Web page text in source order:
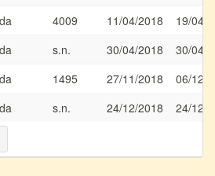
4009 11/04/2018
19/04/
s.n. 30/04/2018
30/04/
1495 27/11/2018
06/12/
s.n. 24/12/2018
24/12/